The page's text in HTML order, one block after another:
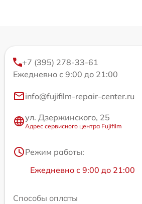
+7 (395) 278-33-61
Ежедневно с 9:00 до 21:00
info@fujifilm-repair-center.ru
ул. Дзержинского, 25
Адрес сервисного центра Fujifilm
Режим работы:
Ежедневно с 9:00 до 21:00
Способы оплаты